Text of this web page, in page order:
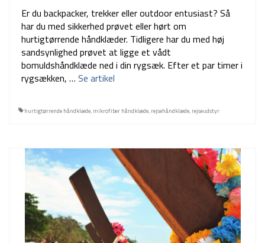
Er du backpacker, trekker eller outdoor entusiast? Så
har du med sikkerhed prøvet eller hørt om
hurtigtørrende håndklæder. Tidligere har du med høj
sandsynlighed prøvet at ligge et vådt
bomuldshåndklæde ned i din rygsæk. Efter et par timer i
rygsækken, … Se artikel
hurtigtørrende håndklæde, mikrofiber håndklæde, rejsehåndklæde, rejseudstyr